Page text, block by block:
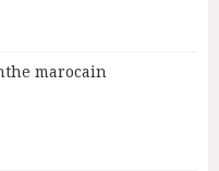
marocain